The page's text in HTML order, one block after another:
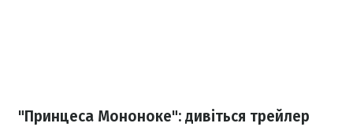
"Принцеса Мононоке": дивіться трейлер